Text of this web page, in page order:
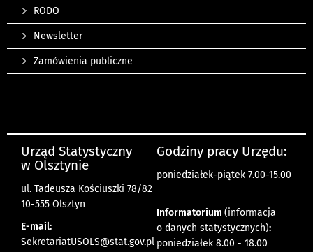
RODO
Newsletter
Zamówienia publiczne
Urząd Statystyczny
w Olsztynie
ul. Tadeusza Kościuszki 78/82
10-555 Olsztyn
E-mail:
SekretariatUSOLS@stat.gov.pl
Godziny pracy Urzędu:
poniedziałek-piątek 7.00-15.00
Informatorium (informacja
o danych statystycznych):
poniedziałek 8.00 - 18.00